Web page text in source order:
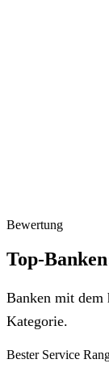
Bewertung
Top-
Banken mit dem
Kategorie.
Bester Service